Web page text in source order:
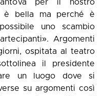
per il nostro
è bella ma perché è
uno scambio
Argomenti
ospitata al teatro
il presidente
un luogo dove si
su argomenti così